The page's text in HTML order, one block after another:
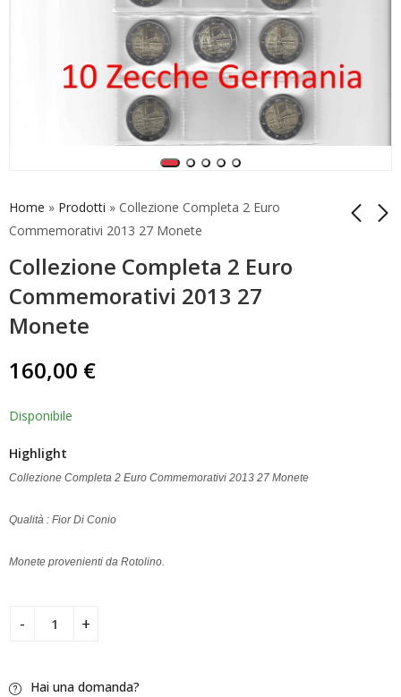
Home » Prodotti » Collezione Completa 2 Euro
Commemorativi 2013 27 Monete
Collezione Completa 2 Euro
Commemorativi 2013 27
Monete
Collezione Completa
2 Euro
Commemorativi 2012
32 x 2 Euro
160,00 €
Disponibile
Highlight
Collezione Completa 2 Euro Commemorativi 2013 27 Monete
Qualità : Fior Di Conio
Monete provenienti da Rotolino.
Hai una domanda?